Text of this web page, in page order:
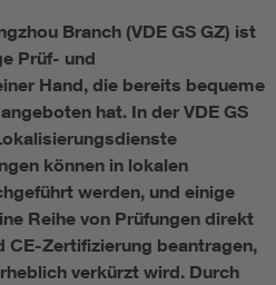
Branch (VDE GS GZ) ist
Prüf- und
Hand, die bereits bequeme
hat. In der VDE GS
können in lokalen
werden, und einige
Reihe von Prüfungen direkt
CE-Zertifizierung beantragen,
verkürzt wird. Durch